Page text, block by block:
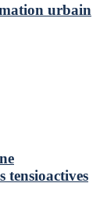
urbain
tensioactives